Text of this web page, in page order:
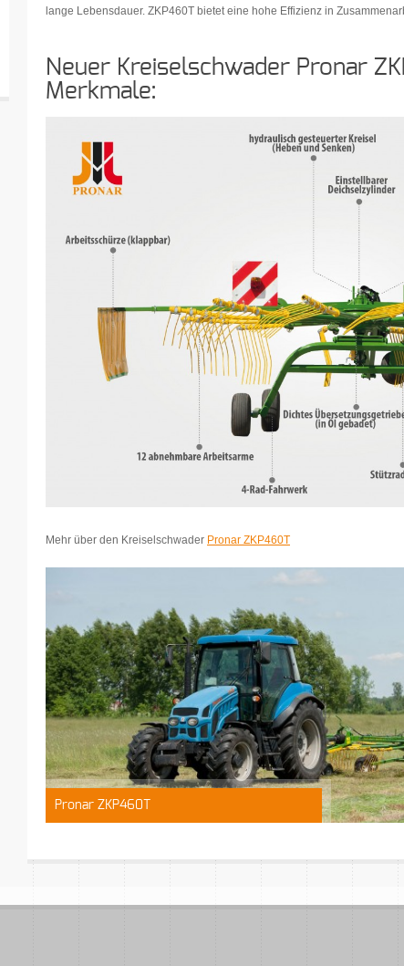
lange Lebensdauer. ZKP460T bietet eine hohe Effizienz in
Neuer Kreiselschwader Pronar
Merkmale:
Mehr über den Kreiselschwader Pronar ZKP460T
Pronar ZKP460T